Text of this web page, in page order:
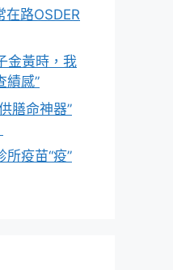
路OSDER
金黃時，我
績感”
膳命神器”
疫苗“疫”